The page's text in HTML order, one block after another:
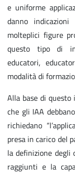
e uniforme
danno
molteplici figure
questo tipo di
educatori,
modalità di
Alla base di questo
che gli IAA
richiedano
presa in carico del
la definizione
raggiunti e la